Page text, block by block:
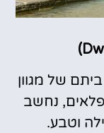
של מגוון
נחשב
וטבע.